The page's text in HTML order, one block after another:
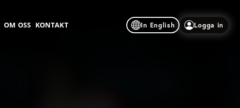
OM OSS KONTAKT In English Logga in